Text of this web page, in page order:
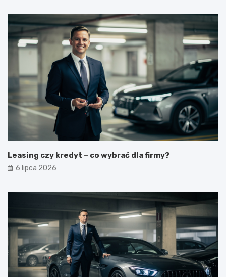
Leasing czy kredyt – co wybrać dla firmy?
6 lipca 2026